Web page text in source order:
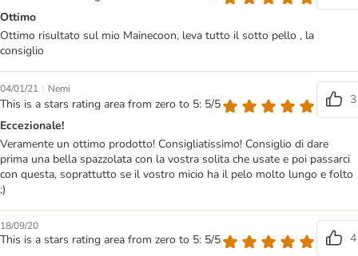
Ottimo
Ottimo risultato sul mio Mainecoon, leva tutto il sotto pello , la
consiglio
04/01/21 | Nemi
This is a stars rating area from zero to 5: 5/5
3
Eccezionale!
Veramente un ottimo prodotto! Consigliatissimo! Consiglio di dare
prima una bella spazzolata con la vostra solita che usate e poi passarci
con questa, soprattutto se il vostro micio ha il pelo molto lungo e folto
;)
18/09/20
This is a stars rating area from zero to 5: 5/5
4